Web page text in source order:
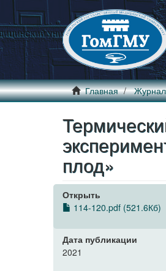
Главная Журнал
плод»
Открыть
114-120.pdf (521.6Кб)
Дата публикации
2021